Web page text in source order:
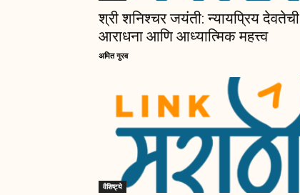
श्री शनिश्चर जयंती: न्यायप्रिय देवतेची
आराधना आणि आध्यात्मिक महत्त्व
अमित गुरव
वैशिष्ट्ये